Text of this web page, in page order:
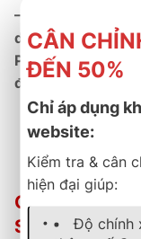
– Đức
dịch vụ hậu mãi
Phát, mang lại
đối cho khách
Công nghệ Đức
Chính Sách
SELECT
CÂN
ĐẾN 50%
Chỉ áp dụng
website:
Kiểm tra & cân
hiện đại giúp:
Độ chính